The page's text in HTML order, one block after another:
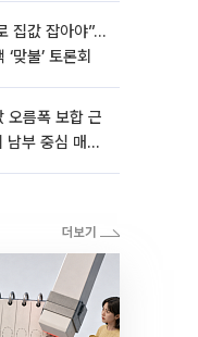
집값 잡아야”…
맞불’ 토론회
오름폭 보합 근
남부 중심 매수